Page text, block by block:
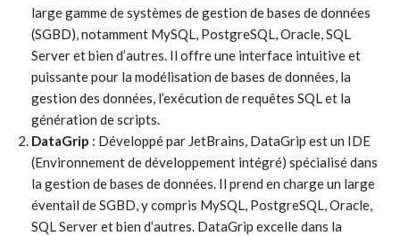
large gamme de systèmes de gestion de bases de données
(SGBD), notamment MySQL, PostgreSQL, Oracle, SQL
Server et bien d’autres. Il offre une interface intuitive et
puissante pour la modélisation de bases de données, la
gestion des données, l’exécution de requêtes SQL et la
génération de scripts.
DataGrip : Développé par JetBrains, DataGrip est un IDE
(Environnement de développement intégré) spécialisé dans
la gestion de bases de données. Il prend en charge un large
éventail de SGBD, y compris MySQL, PostgreSQL, Oracle,
SQL Server et bien d’autres. DataGrip excelle dans la